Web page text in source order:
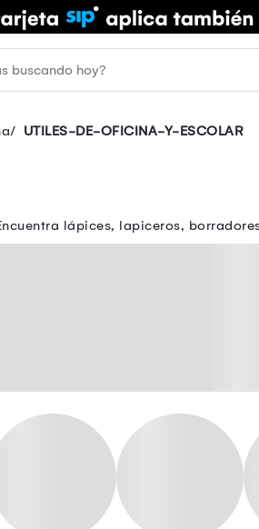
UTILES-DE-OFICINA-Y-ESCOLAR
lápices, lapiceros,